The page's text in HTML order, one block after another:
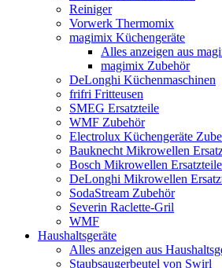
Reiniger
Vorwerk Thermomix
magimix Küchengeräte
Alles anzeigen aus
magimix Zubehör
DeLonghi Küchenmaschinen
frifri Fritteusen
SMEG Ersatzteile
WMF Zubehör
Electrolux Küchengeräte
Bauknecht Mikrowellen
Bosch Mikrowellen Ersatzteile
DeLonghi Mikrowellen
SodaStream Zubehör
Severin Raclette-Gril
WMF
Haushaltsgeräte
Alles anzeigen aus
Staubsaugerbeutel von Swirl